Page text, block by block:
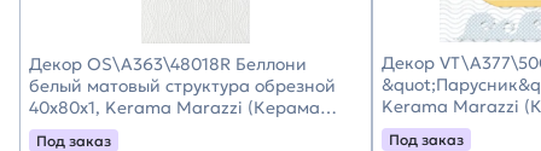
Декор OS\A363\48018R Беллони
белый матовый структура обрезной
40x80x1, Kerama Marazzi (Керама
Марацци)
Под заказ
Декор
Kerama Marazzi
Под заказ